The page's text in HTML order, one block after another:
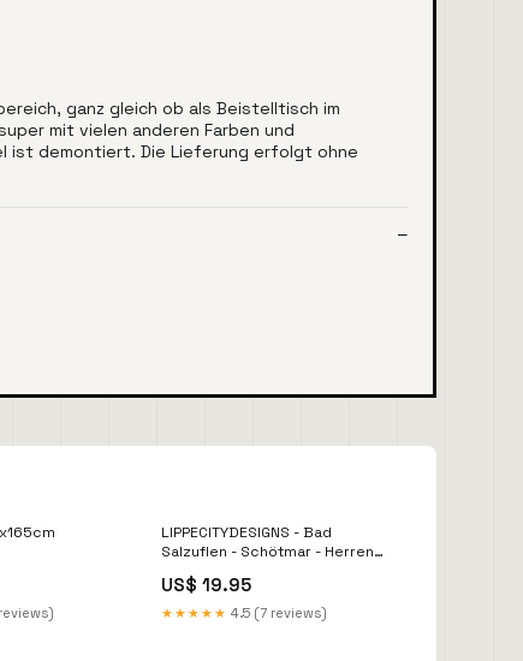
ganz gleich ob als Beistelltisch im
mit vielen anderen Farben und
ist demontiert. Die Lieferung erfolgt ohne
LIPPECITYDESIGNS - Bad
Salzuflen - Schötmar - Herren
US$ 19.95
★★★★★ 4.5 (7 reviews)